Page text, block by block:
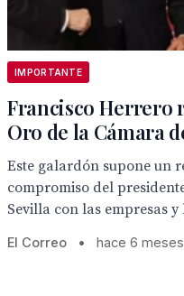
IMPORTANTE
Francisco Herrero
Oro de la Cámara
Este galardón supone un
compromiso del
Sevilla con las empresas y
El Correo • hace 6 meses